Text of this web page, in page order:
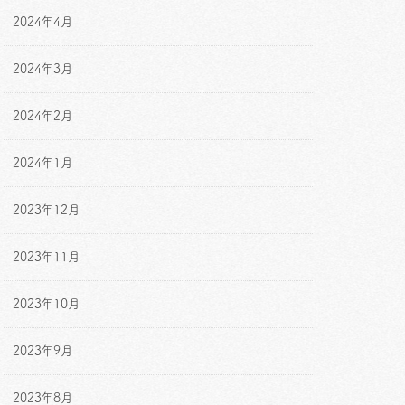
2024年4月
2024年3月
2024年2月
2024年1月
2023年12月
2023年11月
2023年10月
2023年9月
2023年8月